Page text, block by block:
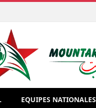
EQUIPES NATIONALES